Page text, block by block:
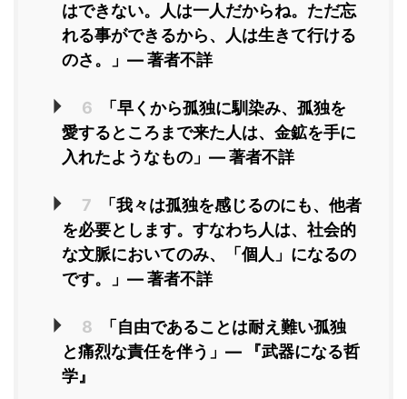
はできない。人は一人だからね。ただ忘
れる事ができるから、人は生きて行ける
のさ。」― 著者不詳
6
「早くから孤独に馴染み、孤独を
愛するところまで来た人は、金鉱を手に
入れたようなもの」― 著者不詳
7
「我々は孤独を感じるのにも、他者
を必要とします。すなわち人は、社会的
な文脈においてのみ、「個人」になるの
です。」― 著者不詳
8
「自由であることは耐え難い孤独
と痛烈な責任を伴う」― 『武器になる哲
学』